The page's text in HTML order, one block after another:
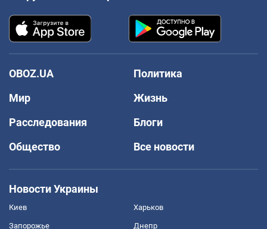
OBOZ.UA
Политика
Мир
Жизнь
Расследования
Блоги
Общество
Все новости
Новости Украины
Киев Харьков
Запорожье Днепр